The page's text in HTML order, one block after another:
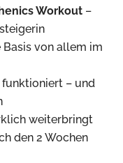
Workout –
Basis von allem im
– und
weiterbringt
den 2 Wochen